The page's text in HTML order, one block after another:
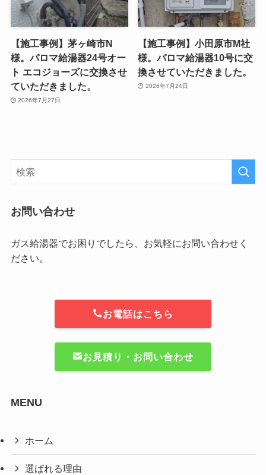
【施工事例】茅ヶ崎市N
様。パロマ給湯器24号オー
ト エコジョーズに交換させ
ていただきました。
2026年7月27日
【施工事例】小田原市M社
様。パロマ給湯器10号に交
換させていただきました。
2026年7月24日
お問い合わせ
ガス給湯器でお困りでしたら、お気軽にお問い合わせく
ださい。
お電話はこちら
お見積り・お問い合わせ
MENU
ホーム
選ばれる理由